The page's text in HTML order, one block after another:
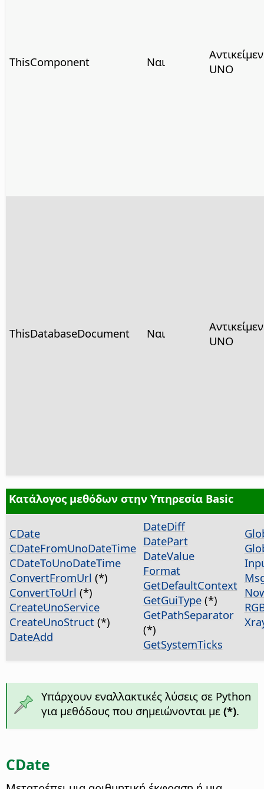
ThisComponent Ναι
UNO
ThisDatabaseDocument Ναι
UNO
Κατάλογος μεθόδων στην Υπηρεσία Basic
CDate
CDateFromUnoDateTime
CDateToUnoDateTime
ConvertFromUrl (*)
ConvertToUrl (*)
CreateUnoService
CreateUnoStruct(*)
DateAdd
DateDiff
DatePart
DateValue
Format
GetDefaultContext
GetGuiType(*)
GetPathSeparator
(*)
GetSystemTicks
Υπάρχουν εναλλακτικές λύσεις σε Python
για μεθόδους που σημειώνονται με (*).
CDate